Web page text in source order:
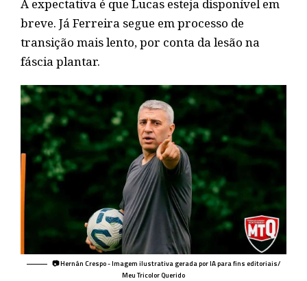
A expectativa é que Lucas esteja disponível em
breve. Já Ferreira segue em processo de
transição mais lento, por conta da lesão na
fáscia plantar.
📷 Hernán Crespo - Imagem ilustrativa gerada por IA para fins editoriais/
Meu Tricolor Querido